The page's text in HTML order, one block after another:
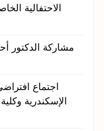
الاحتفالية
مشاركة الدكتور
اجتماع
الإسكندرية